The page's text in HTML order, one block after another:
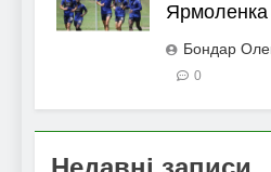
Ярмоленка
Бондар
0